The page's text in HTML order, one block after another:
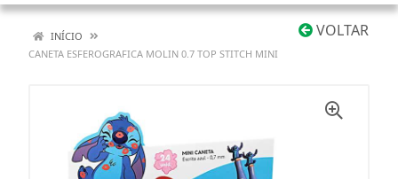
VOLTAR
INÍCIO
CANETA ESFEROGRAFICA MOLIN 0.7 TOP STITCH MINI